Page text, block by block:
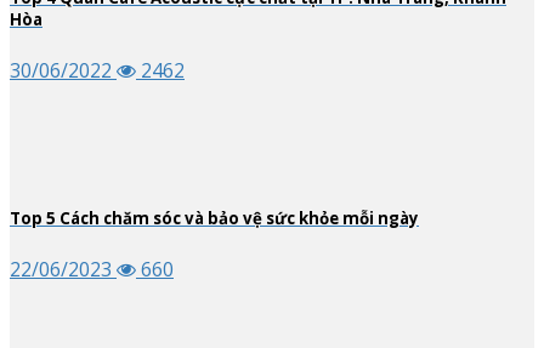
Hòa
30/06/2022 2462
Top 5 Cách chăm sóc và bảo vệ sức khỏe mỗi ngày
22/06/2023 660